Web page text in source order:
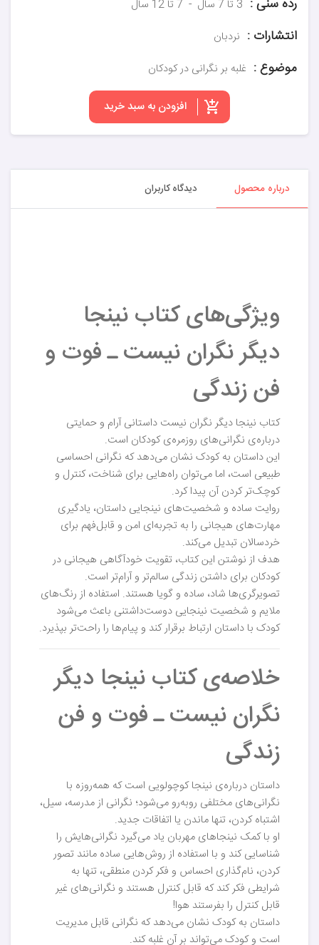
رده سنی : 3 تا 7 سال 7 تا 12 سال
انتشارات : نردبان
موضوع : غلبه بر نگرانی در کودکان
افزودن به سبد خرید
درباره محصول دیدگاه کاربران
ویژگی‌های کتاب نینجا
دیگر نگران نیست ـ فوت و
فن زندگی
کتاب نینجا دیگر نگران نیست داستانی آرام و حمایتی
درباره‌ی نگرانی‌های روزمره‌ی کودکان است.
این داستان به کودک نشان می‌دهد که نگرانی احساسی
طبیعی است، اما می‌توان راه‌هایی برای شناخت، کنترل و
کوچک‌تر کردن آن پیدا کرد.
روایت ساده و شخصیت‌های نینجایی داستان، یادگیری
مهارت‌های هیجانی را به تجربه‌ای امن و قابل‌فهم برای
خردسالان تبدیل می‌کند.
هدف از نوشتن این کتاب، تقویت خودآگاهی هیجانی در
کودکان برای داشتن زندگی سالم‌تر و آرام‌تر است.
تصویرگری‌ها شاد، ساده و گویا هستند. استفاده از رنگ‌های
ملایم و شخصیت نینجایی دوست‌داشتنی باعث می‌شود
کودک با داستان ارتباط برقرار کند و پیام‌ها را راحت‌تر بپذیرد.
خلاصه‌ی کتاب نینجا دیگر
نگران نیست ـ فوت و فن
زندگی
داستان درباره‌ی نینجا کوچولویی است که همه‌روزه با
نگرانی‌های مختلفی روبه‌رو می‌شود؛ نگرانی از مدرسه، سیل،
اشتباه کردن، تنها ماندن یا اتفاقات جدید.
او با کمک نینجاهای مهربان یاد می‌گیرد نگرانی‌هایش را
شناسایی کند و با استفاده از روش‌هایی ساده مانند تصور
کردن، نام‌گذاری احساس و فکر کردن منطقی، تنها به
شرایطی فکر کند که قابل کنترل هستند و نگرانی‌های غیر
قابل کنترل را بفرستند هوا!
داستان به کودک نشان می‌دهد که نگرانی قابل مدیریت
است و کودک می‌تواند بر آن غلبه کند.